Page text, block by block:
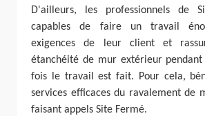
D'ailleurs, les professionnels de
capables de faire un travail
exigences de leur client et
étanchéité de mur extérieur pendant
fois le travail est fait. Pour cela,
services efficaces du ravalement de
faisant appels Site Fermé.